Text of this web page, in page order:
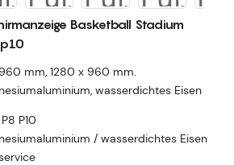
Basketball Stadium
mm, 1280 x 960 mm.
wasserdichtes Eisen
P10
/ wasserdichtes Eisen